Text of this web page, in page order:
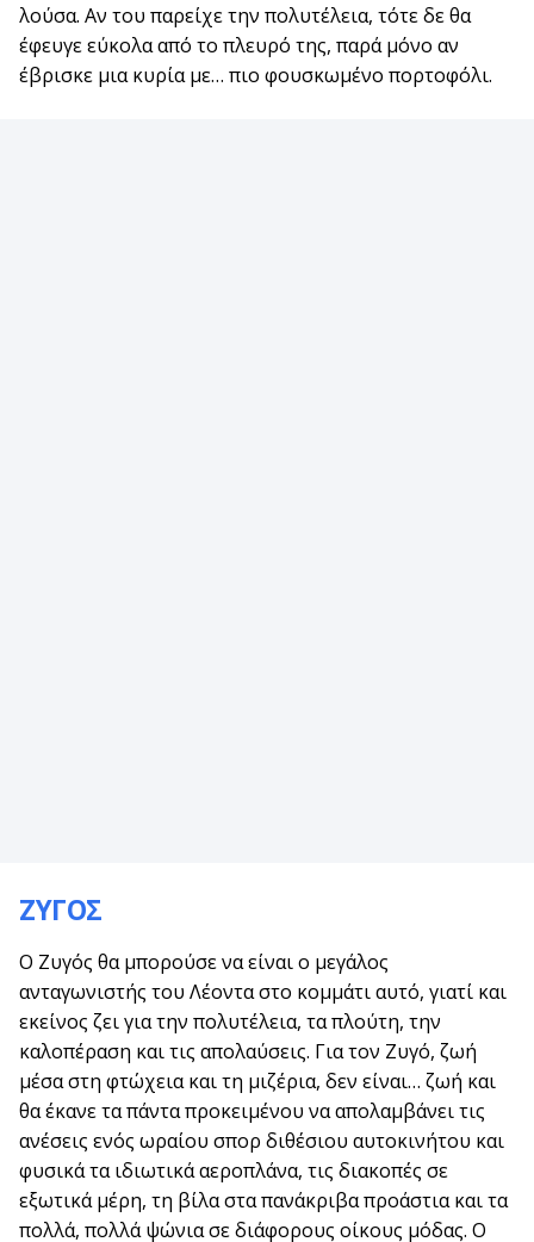
λούσα. Αν του παρείχε την πολυτέλεια, τότε δε θα
έφευγε εύκολα από το πλευρό της, παρά μόνο αν
έβρισκε μια κυρία με… πιο φουσκωμένο πορτοφόλι.
ΖΥΓΟΣ
Ο Ζυγός θα μπορούσε να είναι ο μεγάλος
ανταγωνιστής του Λέοντα στο κομμάτι αυτό, γιατί και
εκείνος ζει για την πολυτέλεια, τα πλούτη, την
καλοπέραση και τις απολαύσεις. Για τον Ζυγό, ζωή
μέσα στη φτώχεια και τη μιζέρια, δεν είναι… ζωή και
θα έκανε τα πάντα προκειμένου να απολαμβάνει τις
ανέσεις ενός ωραίου σπορ διθέσιου αυτοκινήτου και
φυσικά τα ιδιωτικά αεροπλάνα, τις διακοπές σε
εξωτικά μέρη, τη βίλα στα πανάκριβα προάστια και τα
πολλά, πολλά ψώνια σε διάφορους οίκους μόδας. Ο